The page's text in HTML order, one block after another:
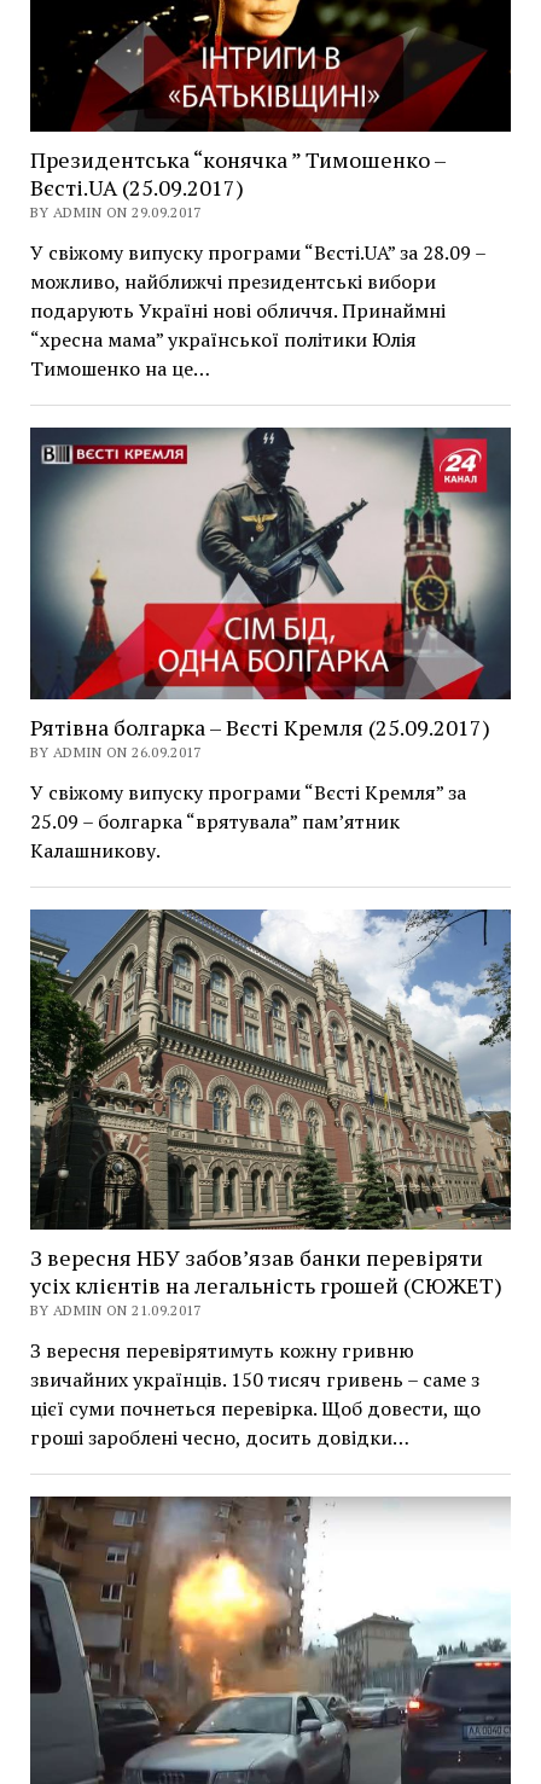
Президентська “конячка ” Тимошенко –
Вєсті.UA (25.09.2017)
BY ADMIN ON 29.09.2017
У свіжому випуску програми “Вєсті.UA” за 28.09 –
можливо, найближчі президентські вибори
подарують Україні нові обличчя. Принаймні
“хресна мама” української політики Юлія
Тимошенко на це…
Рятівна болгарка – Вєсті Кремля (25.09.2017)
BY ADMIN ON 26.09.2017
У свіжому випуску програми “Вєсті Кремля” за
25.09 – болгарка “врятувала” пам’ятник
Калашникову.
З вересня НБУ забов’язав банки перевіряти
усіх клієнтів на легальність грошей (СЮЖЕТ)
BY ADMIN ON 21.09.2017
З вересня перевірятимуть кожну гривню
звичайних українців. 150 тисяч гривень – саме з
цієї суми почнеться перевірка. Щоб довести, що
гроші зароблені чесно, досить довідки…